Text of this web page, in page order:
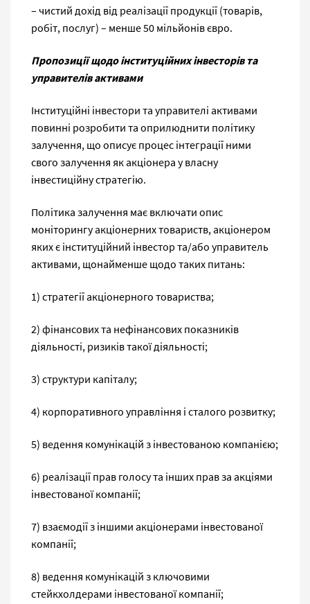
– чистий дохід від реалізації продукції (товарів,
робіт, послуг) – менше 50 мільйонів євро.
Пропозиції щодо інституційних інвесторів та
управителів активами
Інституційні інвестори та управителі активами
повинні розробити та оприлюднити політику
залучення, що описує процес інтеграції ними
свого залучення як акціонера у власну
інвестиційну стратегію.
Політика залучення має включати опис
моніторингу акціонерних товариств, акціонером
яких є інституційний інвестор та/або управитель
активами, щонайменше щодо таких питань:
1) стратегії акціонерного товариства;
2) фінансових та нефінансових показників
діяльності, ризиків такої діяльності;
3) структури капіталу;
4) корпоративного управління і сталого розвитку;
5) ведення комунікацій з інвестованою компанією;
6) реалізації прав голосу та інших прав за акціями
інвестованої компанії;
7) взаємодії з іншими акціонерами інвестованої
компанії;
8) ведення комунікацій з ключовими
стейкхолдерами інвестованої компанії;